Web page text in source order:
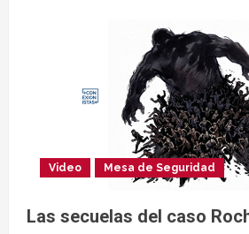
Video Mesa de Seguridad
Las secuelas del caso